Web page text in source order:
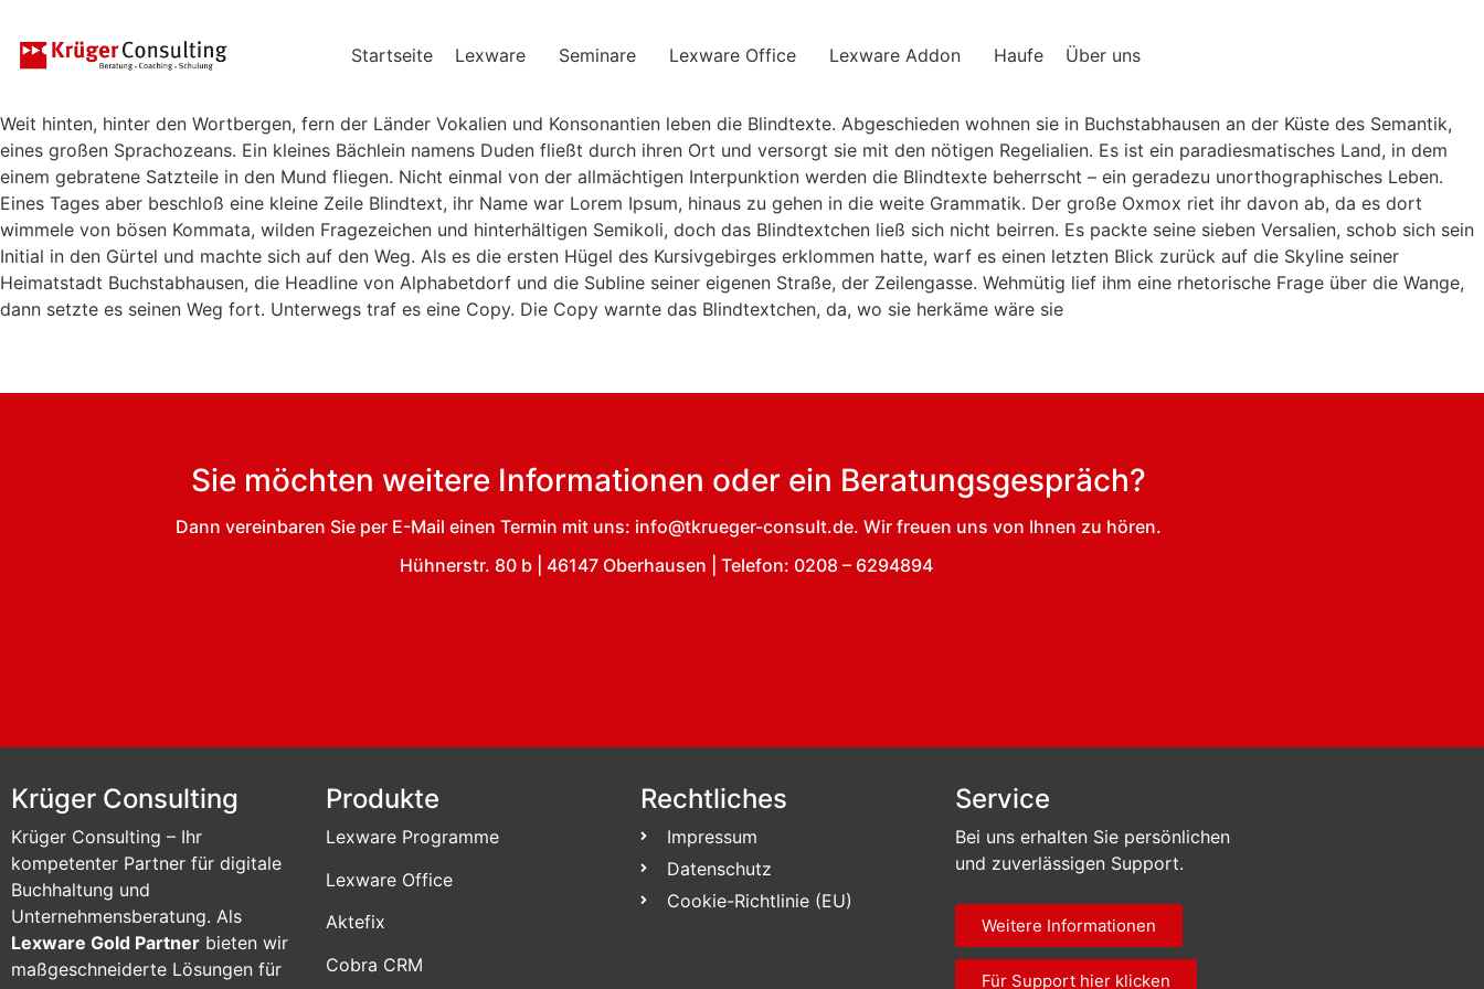
Startseite Lexware Seminare Lexware Office Lexware Addon Haufe Über uns
Weit hinten, hinter den Wortbergen, fern der Länder Vokalien und Konsonantien leben die Blindtexte. Abgeschieden wohnen sie in Buchstabhausen an der Küste des Semantik,
eines großen Sprachozeans. Ein kleines Bächlein namens Duden fließt durch ihren Ort und versorgt sie mit den nötigen Regelialien. Es ist ein paradiesmatisches Land, in dem
einem gebratene Satzteile in den Mund fliegen. Nicht einmal von der allmächtigen Interpunktion werden die Blindtexte beherrscht – ein geradezu unorthographisches Leben.
Eines Tages aber beschloß eine kleine Zeile Blindtext, ihr Name war Lorem Ipsum, hinaus zu gehen in die weite Grammatik. Der große Oxmox riet ihr davon ab, da es dort
wimmele von bösen Kommata, wilden Fragezeichen und hinterhältigen Semikoli, doch das Blindtextchen ließ sich nicht beirren. Es packte seine sieben Versalien, schob sich sein
Initial in den Gürtel und machte sich auf den Weg. Als es die ersten Hügel des Kursivgebirges erklommen hatte, warf es einen letzten Blick zurück auf die Skyline seiner
Heimatstadt Buchstabhausen, die Headline von Alphabetdorf und die Subline seiner eigenen Straße, der Zeilengasse. Wehmütig lief ihm eine rhetorische Frage über die Wange,
dann setzte es seinen Weg fort. Unterwegs traf es eine Copy. Die Copy warnte das Blindtextchen, da, wo sie herkäme wäre sie
Sie möchten weitere Informationen oder ein Beratungsgespräch?
Dann vereinbaren Sie per E-Mail einen Termin mit uns: info@tkrueger-consult.de. Wir freuen uns von Ihnen zu hören.
Hühnerstr. 80 b | 46147 Oberhausen | Telefon: 0208 – 6294894
Krüger Consulting
Krüger Consulting – Ihr
kompetenter Partner für digitale
Buchhaltung und
Unternehmensberatung. Als
Lexware Gold Partner bieten wir
maßgeschneiderte Lösungen für
Produkte
Lexware Programme
Lexware Office
Aktefix
Cobra CRM
Rechtliches
Impressum
Datenschutz
Cookie-Richtlinie (EU)
Service
Bei uns erhalten Sie persönlichen
und zuverlässigen Support.
Weitere Informationen
Für Support hier klicken